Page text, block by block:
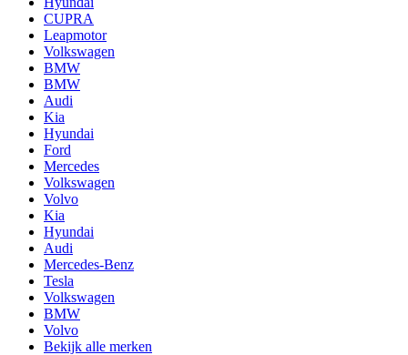
CUPRA
Leapmotor
Volkswagen
BMW
BMW
Audi
Kia
Hyundai
Ford
Mercedes
Volkswagen
Volvo
Kia
Hyundai
Audi
Mercedes-Benz
Tesla
Volkswagen
BMW
Volvo
Bekijk alle merken